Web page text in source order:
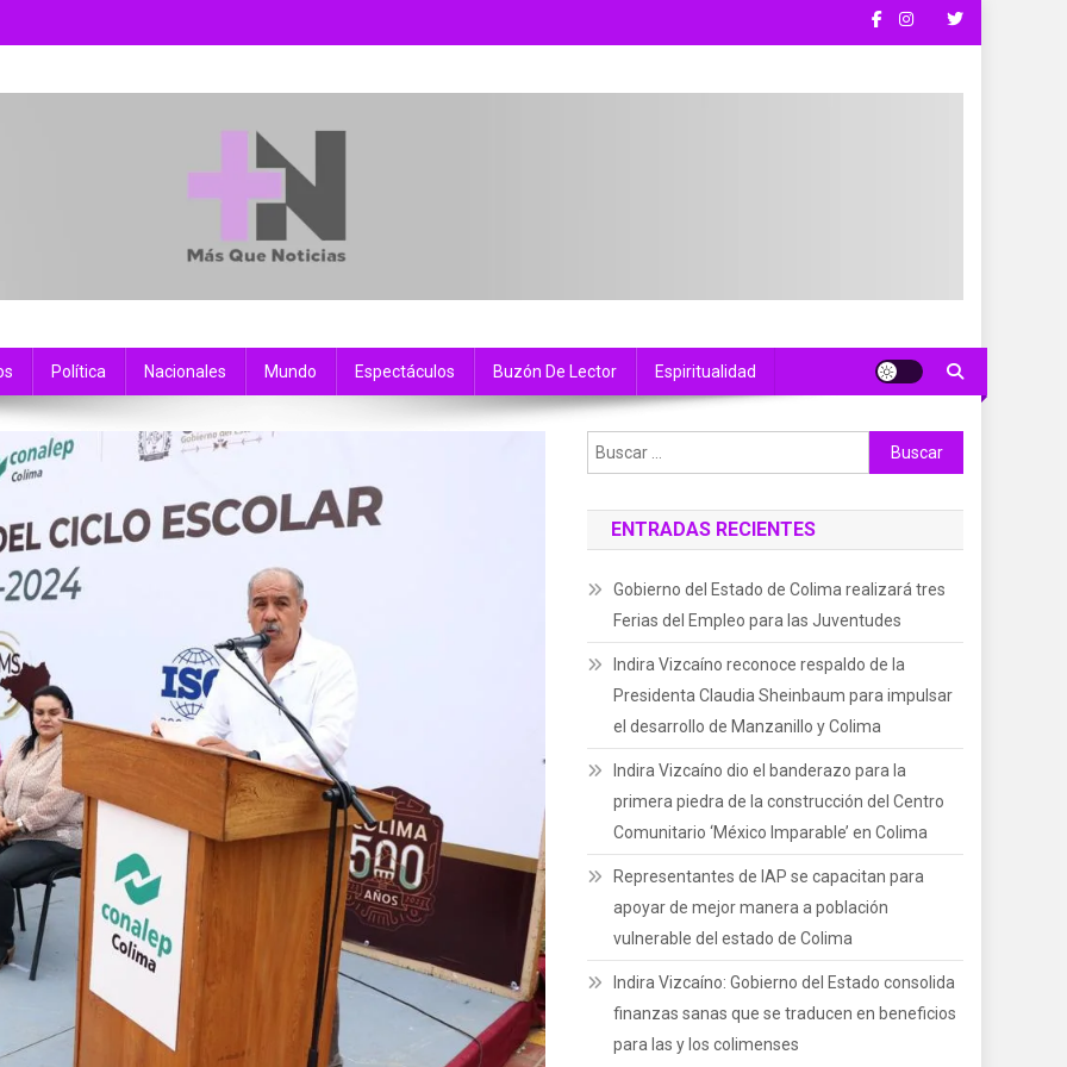
Política Nacionales Mundo Espectáculos Buzón De Lector Espiritualidad
Buscar:
ENTRADAS RECIENTES
Gobierno del Estado de Colima realizará tres
Ferias del Empleo para las Juventudes
Indira Vizcaíno reconoce respaldo de la
Presidenta Claudia Sheinbaum para impulsar
el desarrollo de Manzanillo y Colima
Indira Vizcaíno dio el banderazo para la
primera piedra de la construcción del Centro
Comunitario ‘México Imparable’ en Colima
Representantes de IAP se capacitan para
apoyar de mejor manera a población
vulnerable del estado de Colima
Indira Vizcaíno: Gobierno del Estado consolida
finanzas sanas que se traducen en beneficios
para las y los colimenses